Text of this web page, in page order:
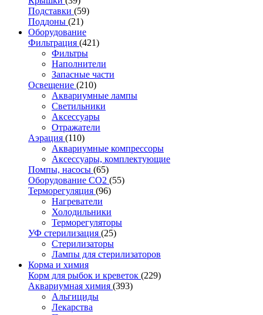
Подставки (59)
Поддоны (21)
Оборудование
Фильтрация (421)
Фильтры
Наполнители
Запасные части
Освещение (210)
Аквариумные лампы
Светильники
Аксессуары
Отражатели
Аэрация (110)
Аквариумные компрессоры
Аксессуары, комплектующие
Помпы, насосы (65)
Оборудование CO2 (55)
Терморегуляция (96)
Нагреватели
Холодильники
Терморегуляторы
УФ стерилизация (25)
Стерилизаторы
Лампы для стерилизаторов
Корма и химия
Корм для рыбок и креветок (229)
Аквариумная химия (393)
Альгициды
Лекарства